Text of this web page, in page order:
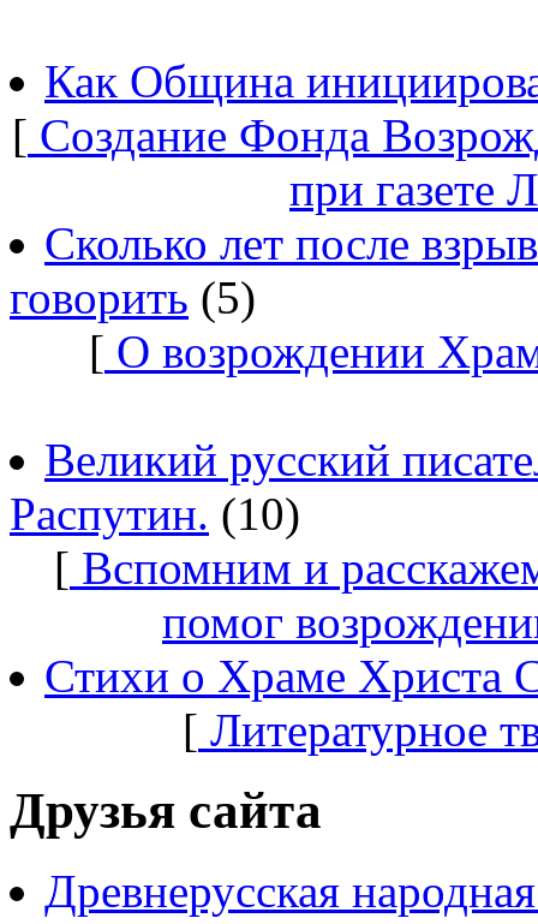
Как Община
[ Создание Фонда
при газете
Сколько лет после
говорить (5)
[ О возрождении
Великий русский
Распутин. (10)
[ Вспомним и
помог
Стихи о Храме Христа
[ Литературное
Друзья сайта
Древнерусская